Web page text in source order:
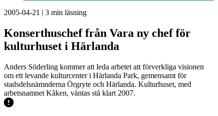
2005-04-21 | 3 min läsning
Konserthuschef från Vara ny chef för
kulturhuset i Härlanda
Anders Söderling kommer att leda arbetet att förverkliga visionen
om ett levande kulturcenter i Härlanda Park, gemensamt för
stadsdelsnämnderna Örgryte och Härlanda. Kulturhuset, med
arbetsnamnet Kåken, väntas stå klart 2007.